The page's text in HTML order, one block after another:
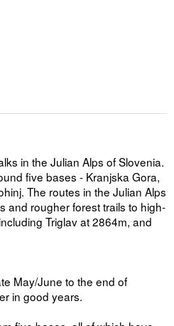
in the Julian Alps of Slovenia.
five bases - Kranjska Gora,
The routes in the Julian Alps
and rougher forest trails to high-
Triglav at 2864m, and
May/June to the end of
in good years.